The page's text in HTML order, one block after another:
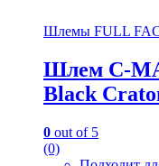
Шлемы FULL
Шлем C-
Black
0 out of 5
(0)